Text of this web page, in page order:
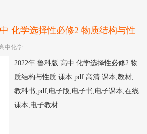
化学选择性必修2 物质结构与性
中化学
2022年 鲁科版 高中 化学选择性必修2 物
质结构与性质 课本 pdf 高清 课本,教材,
教科书,pdf,电子版,电子书,电子课本,在线
课本,电子教材 ....